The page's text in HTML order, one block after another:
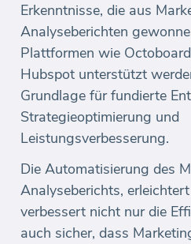
Erkenntnisse, die aus
Analyseberichten
Plattformen wie
Hubspot unterstützt
Grundlage für fundierte
Strategieoptimierung und
Leistungsverbesserung.
Die Automatisierung des
Analyseberichts,
verbessert nicht nur die
auch sicher, dass